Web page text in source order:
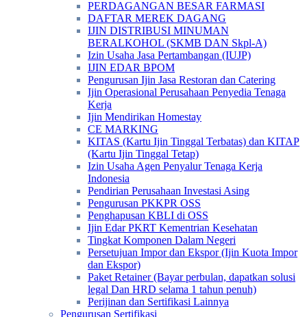
PERDAGANGAN BESAR FARMASI
DAFTAR MEREK DAGANG
IJIN DISTRIBUSI MINUMAN
BERALKOHOL (SKMB DAN Skpl-A)
Izin Usaha Jasa Pertambangan (IUJP)
IJIN EDAR BPOM
Pengurusan Ijin Jasa Restoran dan Catering
Ijin Operasional Perusahaan Penyedia Tenaga
Kerja
Ijin Mendirikan Homestay
CE MARKING
KITAS (Kartu Ijin Tinggal Terbatas) dan KITAP
(Kartu Ijin Tinggal Tetap)
Izin Usaha Agen Penyalur Tenaga Kerja
Indonesia
Pendirian Perusahaan Investasi Asing
Pengurusan PKKPR OSS
Penghapusan KBLI di OSS
Ijin Edar PKRT Kementrian Kesehatan
Tingkat Komponen Dalam Negeri
Persetujuan Impor dan Ekspor (Ijin Kuota Impor
dan Ekspor)
Paket Retainer (Bayar perbulan, dapatkan solusi
legal Dan HRD selama 1 tahun penuh)
Perijinan dan Sertifikasi Lainnya
Pengurusan Sertifikasi